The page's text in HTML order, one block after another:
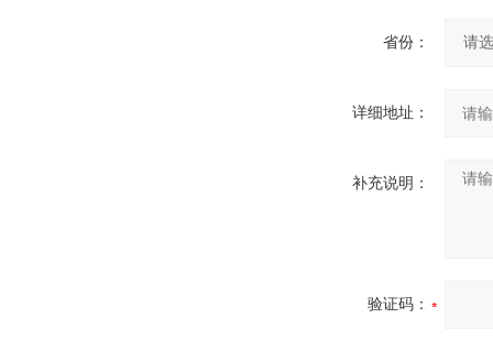
省份：
详细地址：
补充说明：
验证码：